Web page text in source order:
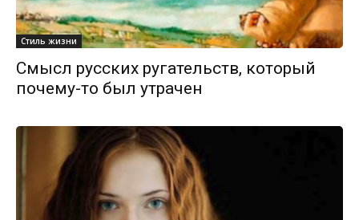
Стиль жизни
Смысл русских ругательств, который
почему-то был утрачен